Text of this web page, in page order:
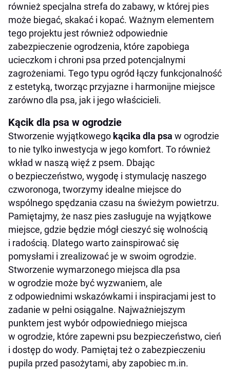
również specjalna strefa do zabawy, w której pies
może biegać, skakać i kopać. Ważnym elementem
tego projektu jest również odpowiednie
zabezpieczenie ogrodzenia, które zapobiega
ucieczkom i chroni psa przed potencjalnymi
zagrożeniami. Tego typu ogród łączy funkcjonalność
z estetyką, tworząc przyjazne i harmonijne miejsce
zarówno dla psa, jak i jego właścicieli.
Kącik dla psa w ogrodzie
Stworzenie wyjątkowego kącika dla psa w ogrodzie
to nie tylko inwestycja w jego komfort. To również
wkład w naszą więź z psem. Dbając
o bezpieczeństwo, wygodę i stymulację naszego
czworonoga, tworzymy idealne miejsce do
wspólnego spędzania czasu na świeżym powietrzu.
Pamiętajmy, że nasz pies zasługuje na wyjątkowe
miejsce, gdzie będzie mógł cieszyć się wolnością
i radością. Dlatego warto zainspirować się
pomysłami i zrealizować je w swoim ogrodzie.
Stworzenie wymarzonego miejsca dla psa
w ogrodzie może być wyzwaniem, ale
z odpowiednimi wskazówkami i inspiracjami jest to
zadanie w pełni osiągalne. Najważniejszym
punktem jest wybór odpowiedniego miejsca
w ogrodzie, które zapewni psu bezpieczeństwo, cień
i dostęp do wody. Pamiętaj też o zabezpieczeniu
pupila przed pasożytami, aby zapobiec m.in.